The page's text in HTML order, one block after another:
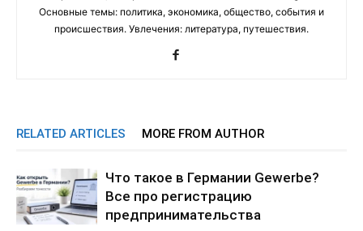
Основные темы: политика, экономика, общество, события и
происшествия. Увлечения: литература, путешествия.
RELATED ARTICLES MORE FROM AUTHOR
Что такое в Германии Gewerbe?
Все про регистрацию
предпринимательства